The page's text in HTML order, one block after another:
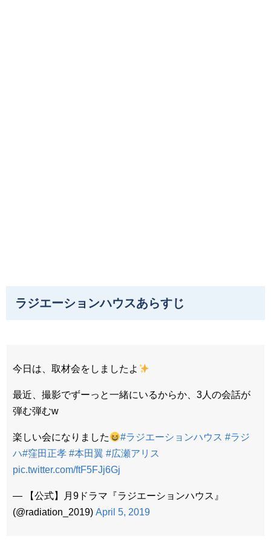
ラジエーションハウスあらすじ
今日は、取材会をしましたよ
最近、撮影でずーっと一緒にいるからか、3人の会話が
弾む弾むw
楽しい会になりました #ラジエーションハウス #ラジ
ハ#窪田正孝 #本田翼 #広瀬アリス
pic.twitter.com/ftF5FJj6Gj
— 【公式】月9ドラマ『ラジエーションハウス』
(@radiation_2019) April 5, 2019